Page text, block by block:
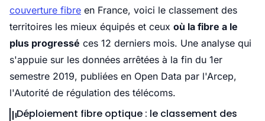
couverture fibre en France, voici le classement des
territoires les mieux équipés et ceux où la fibre a le
plus progressé ces 12 derniers mois. Une analyse qui
s'appuie sur les données arrêtées à la fin du 1er
semestre 2019, publiées en Open Data par l'Arcep,
l'Autorité de régulation des télécoms.
Déploiement fibre optique : le classement des